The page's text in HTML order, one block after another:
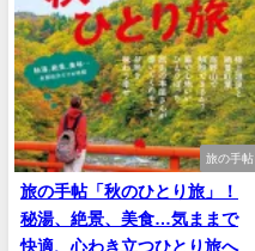
旅の手帖
旅の手帖「秋のひとり旅」！
秘湯、絶景、美食…気ままで
快適、心わき立つひとり旅へ